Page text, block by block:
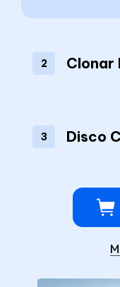
2 Clonar
3 Disco